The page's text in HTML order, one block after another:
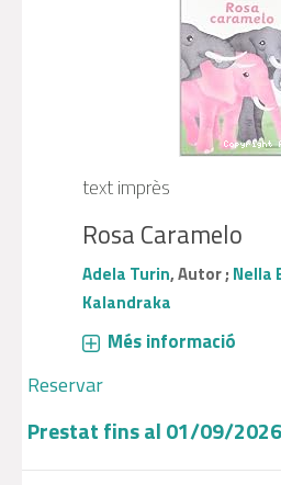
text imprès
Rosa Caramelo
Adela Turin, Autor ; Nella
Kalandraka
Més informació
Reservar
Prestat fins al 01/09/2026